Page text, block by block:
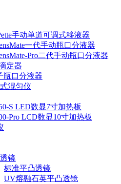
手动单道可调式移液器
一代手动瓶口分液器
Pro二代手动瓶口分液器
定器
瓶口分液器
混匀仪
S LED数显7寸加热板
Pro LCD数显10寸加热板
镜
标准平凸透镜
UV熔融石英平凸透镜